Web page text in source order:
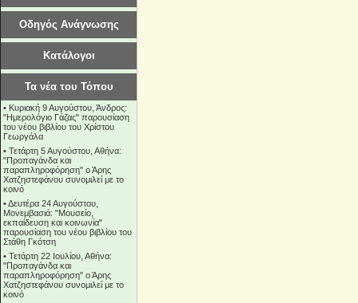
Οδηγός Ανάγνωσης
Κατάλογοι
Τα νέα του Τόπου
• Κυριακή 9 Αυγούστου, Άνδρος:
"Ημερολόγιο Γάζας" παρουσίαση
του νέου βιβλίου του Χρίστου
Γεωργάλα
• Τετάρτη 5 Αυγούστου, Αθήνα:
"Προπαγάνδα και
παραπληροφόρηση" ο Άρης
Χατζηστεφάνου συνομιλεί με το
κοινό
•Δευτέρα 24 Αυγούστου,
Μονεμβασιά: "Μουσείο,
εκπαίδευση και κοινωνία"
παρουσίαση του νέου βιβλίου του
Στάθη Γκότση
• Τετάρτη 22 Ιουλίου, Αθήνα:
"Προπαγάνδα και
παραπληροφόρηση" ο Άρης
Χατζηστεφάνου συνομιλεί με το
κοινό